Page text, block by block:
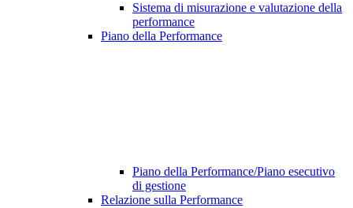
Sistema di misurazione e valutazione della
performance
Piano della Performance
Piano della Performance/Piano esecutivo
di gestione
Relazione sulla Performance